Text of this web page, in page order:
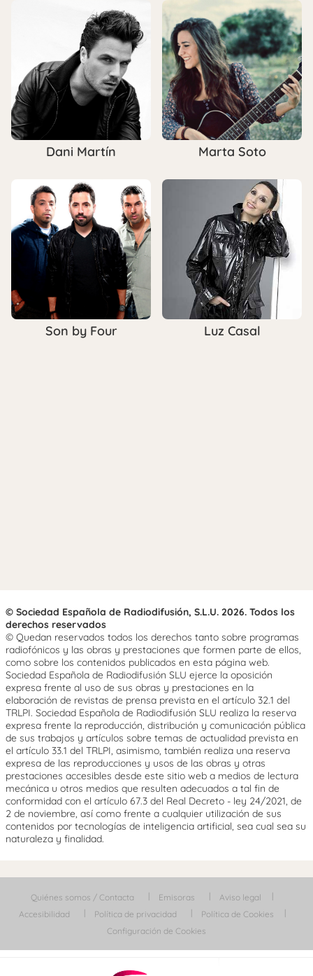
Dani Martín Marta Soto
Son by Four Luz Casal
© Sociedad Española de Radiodifusión, S.L.U. 2026. Todos los
derechos reservados
© Quedan reservados todos los derechos tanto sobre programas
radiofónicos y las obras y prestaciones que formen parte de ellos,
como sobre los contenidos publicados en esta página web.
Sociedad Española de Radiodifusión SLU ejerce la oposición
expresa frente al uso de sus obras y prestaciones en la
elaboración de revistas de prensa prevista en el artículo 32.1 del
TRLPI. Sociedad Española de Radiodifusión SLU realiza la reserva
expresa frente la reproducción, distribución y comunicación pública
de sus trabajos y artículos sobre temas de actualidad prevista en
el artículo 33.1 del TRLPI, asimismo, también realiza una reserva
expresa de las reproducciones y usos de las obras y otras
prestaciones accesibles desde este sitio web a medios de lectura
mecánica u otros medios que resulten adecuados a tal fin de
conformidad con el artículo 67.3 del Real Decreto - ley 24/2021, de
2 de noviembre, así como frente a cualquier utilización de sus
contenidos por tecnologías de inteligencia artificial, sea cual sea su
naturaleza y finalidad.
Quiénes somos / Contacta Emisoras
Aviso legal
Accesibilidad
Política de privacidad
Política de Cookies
Configuración de Cookies